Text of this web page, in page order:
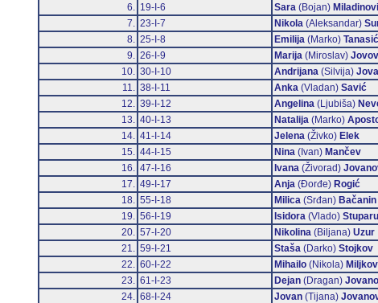
6. 19-I-6 Sara(Bojan)
7. 23-I-7 Nikola(Aleksandar)
8. 25-I-8 Emilija(Marko) Tanasić
9. 26-I-9 Marija(Miroslav)
10. 30-I-10 Andrijana(Silvija)
11. 38-I-11 Anka(Vladan) Savić
12. 39-I-12 Angelina(Ljubiša)
13. 40-I-13 Natalija(Marko)
14. 41-I-14 Jelena(Živko) Elek
15. 44-I-15 Nina(Ivan) Mančev
16. 47-I-16 Ivana(Živorad)
17. 49-I-17 Anja(Đorđe) Rogić
18. 55-I-18 Milica(Srđan) Bačanin
19. 56-I-19 Isidora(Vlado)
20. 57-I-20 Nikolina(Biljana) Uzur
21. 59-I-21 Staša(Darko) Stojkov
22. 60-I-22 Mihailo(Nikola)
23. 61-I-23 Dejan(Dragan)
24. 68-I-24 Jovan(Tijana)